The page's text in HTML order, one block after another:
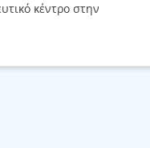
κέντρο στην